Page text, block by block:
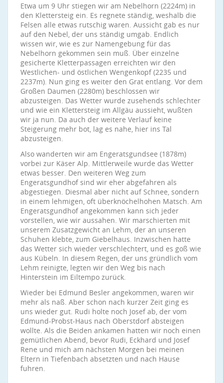
Etwa um 9 Uhr stiegen wir am Nebelhorn (2224m) in
den Klettersteig ein. Es regnete ständig, weshalb die
Felsen alle etwas rutschig waren. Aussicht gab es nur
auf den Nebel, der uns ständig umgab. Endlich
wissen wir, wie es zur Namengebung für das
Nebelhorn gekommen sein muß. Über einzelne
gesicherte Kletterpassagen erreichten wir den
Westlichen- und östlichen Wengenkopf (2235 und
2237m). Nun ging es weiter den Grat entlang. Vor dem
Großen Daumen (2280m) beschlossen wir
abzusteigen. Das Wetter wurde zusehends schlechter
und wie ein Klettersteig im Allgäu aussieht, wußten
wir ja nun. Da auch der weitere Verlauf keine
Steigerung mehr bot, lag es nahe, hier ins Tal
abzusteigen.
Also wanderten wir am Engeratsgundsee (1878m)
vorbei zur Käser Alp. Mittlerweile wurde das Wetter
etwas besser. Den weiteren Weg zum
Engeratsgundhof sind wir eher abgefahren als
abgestiegen. Diesmal aber nicht auf Schnee, sondern
in einem lehmigen, oft überknöchelhohen Matsch. Am
Engeratsgundhof angekommen kann sich jeder
vorstellen, wie wir aussahen. Wir marschierten mit
unserem Zusatzgewicht an Lehm, der an unseren
Schuhen klebte, zum Giebelhaus. Inzwischen hatte
das Wetter sich wieder verschlechtert, und es goß wie
aus Kübeln. In diesem Regen, der uns gründlich vom
Lehm reinigte, legten wir den Weg bis nach
Hinterstein im Eiltempo zurück.
Wieder bei Edmund Besler angekommen, waren wir
mehr als naß. Aber schon nach kurzer Zeit ging es
uns wieder gut. Rudi holte noch Josef ab, der vom
Edmund-Probst-Haus nach Oberstdorf absteigen
wollte. Als die Beiden ankamen hatten wir noch einen
gemütlichen Abend, bevor Rudi, Eckhard und Josef
Rene und mich am nächsten Morgen bei meinen
Eltern in Tiefenbach absetzten und nach Hause
fuhren.